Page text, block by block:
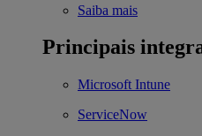
Saiba mais
Principais
Microsoft Intune
ServiceNow